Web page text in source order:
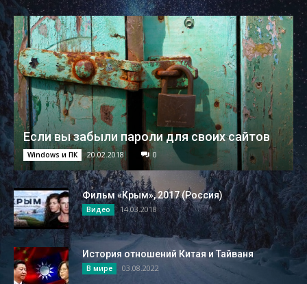
Если вы забыли пароли для своих сайтов
Windows и ПК 20.02.2018 0
Фильм «Крым», 2017 (Россия)
Видео 14.03.2018
История отношений Китая и Тайваня
В мире 03.08.2022